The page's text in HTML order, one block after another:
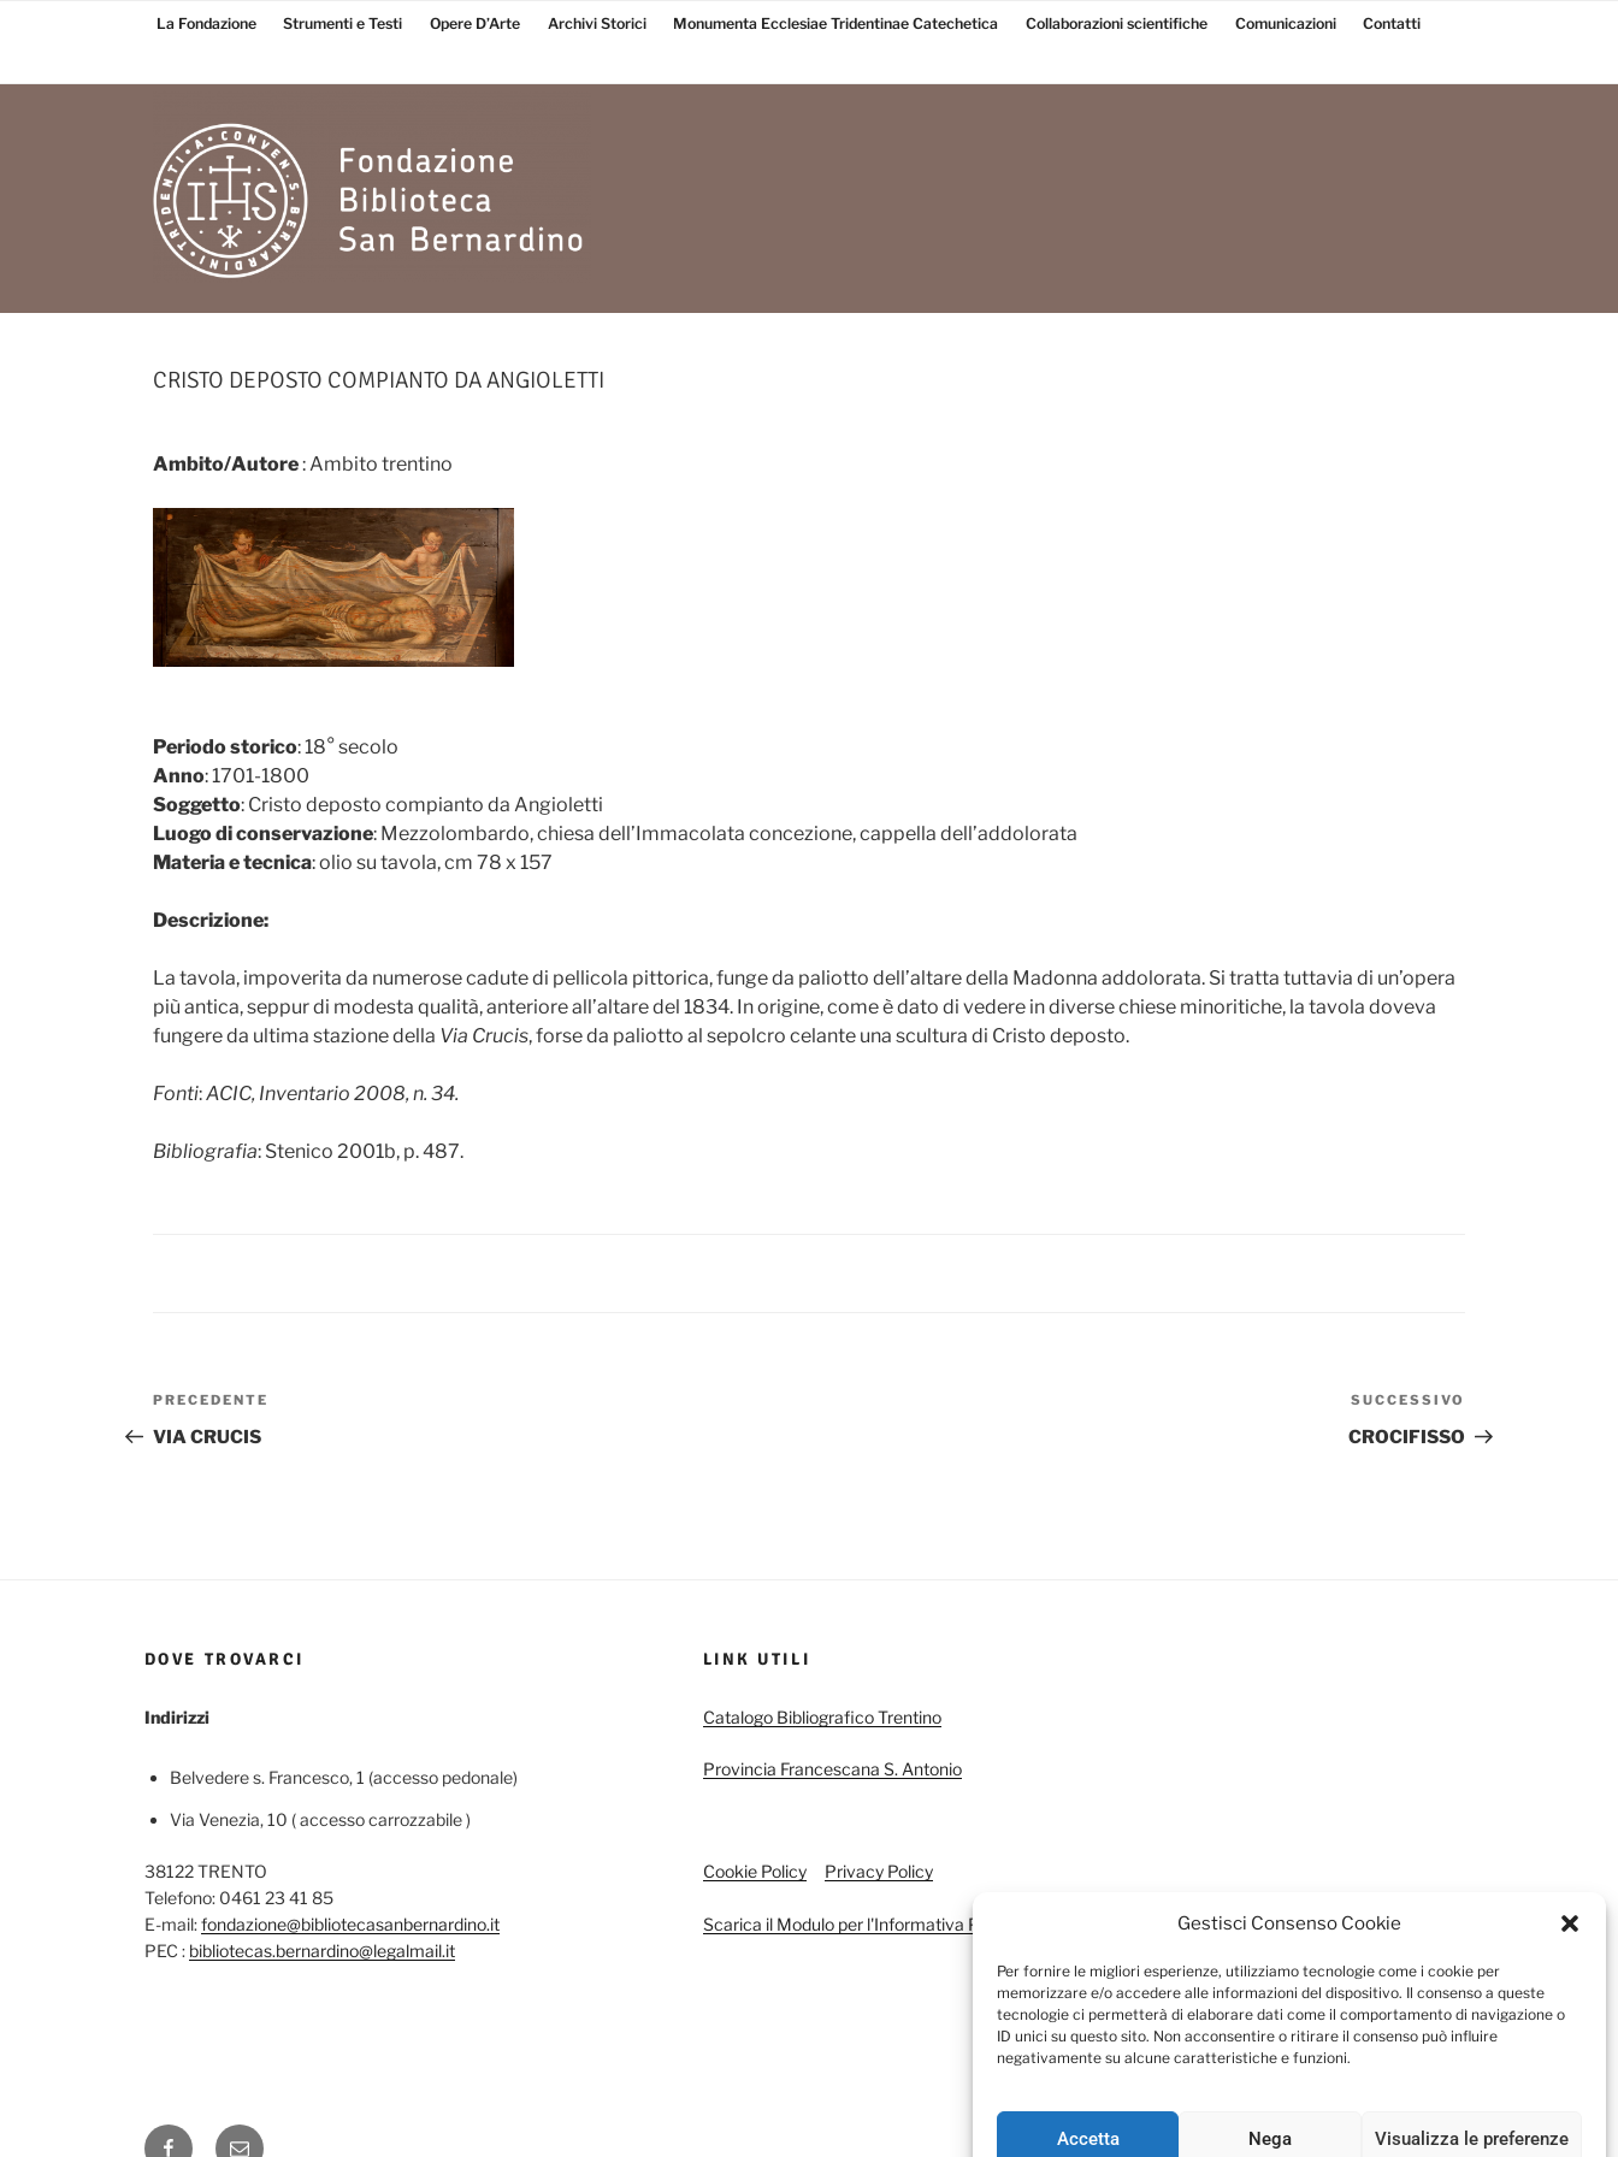
Gestisci Consenso Cookie
Per fornire le migliori esperienze, utilizziamo tecnologie come i cookie per
memorizzare e/o accedere alle informazioni del dispositivo. Il consenso a queste
tecnologie ci permetterà di elaborare dati come il comportamento di navigazione o
ID unici su questo sito. Non acconsentire o ritirare il consenso può influire
negativamente su alcune caratteristiche e funzioni.
Accetta Nega Visualizza le preferenze
Fondazione
Bernardino
La Fondazione Strumenti e Testi Opere D’Arte Archivi Storici Monumenta Ecclesiae Tridentinae Catechetica Collaborazioni scientifiche Comunicazioni Contatti
CRISTO DEPOSTO COMPIANTO DA ANGIOLETTI
Ambito/Autore: Ambito trentino
Periodo storico: 18° secolo
Anno: 1701-1800
Soggetto: Cristo deposto compianto da Angioletti
Luogo di conservazione: Mezzolombardo, chiesa dell’Immacolata concezione, cappella dell’addolorata
Materia e tecnica: olio su tavola, cm 78 x 157
Descrizione:
La tavola, impoverita da numerose cadute di pellicola pittorica, funge da paliotto dell’altare della Madonna addolorata. Si tratta tuttavia di un’opera
più antica, seppur di modesta qualità, anteriore all’altare del 1834. In origine, come è dato di vedere in diverse chiese minoritiche, la tavola doveva
fungere da ultima stazione della Via Crucis, forse da paliotto al sepolcro celante una scultura di Cristo deposto.
Fonti:ACIC, Inventario 2008, n. 34.
Bibliografia: Stenico 2001b, p. 487.
Navigazione
articoli
Articolo
precedente:
PRECEDENTE
VIA CRUCIS
successivo
SUCCESSIVO
CROCIFISSO
DOVE TROVARCI
Indirizzi
Belvedere s. Francesco, 1 (accesso pedonale)
Via Venezia, 10 ( accesso carrozzabile )
38122 TRENTO
Telefono: 0461 23 41 85
E-mail:fondazione@bibliotecasanbernardino.it
PEC : bibliotecas.bernardino@legalmail.it
LINK UTILI
Catalogo Bibliografico Trentino
Provincia Francescana S. Antonio
Cookie Policy Privacy Policy
Scarica il Modulo per l'Informativa Privacy
FacebookEmail